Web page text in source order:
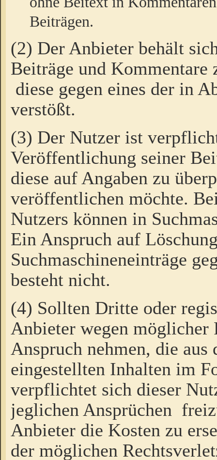
Beiträgen.
(2) Der Anbieter behält
Beiträge und Kommentare
diese gegen eines der in
verstößt.
(3) Der Nutzer ist
Veröffentlichung seiner
diese auf Angaben zu
veröffentlichen möchte.
Nutzers können in
Ein Anspruch auf
Suchmaschineneinträge
besteht nicht.
(4) Sollten Dritte oder
Anbieter wegen möglicher
Anspruch nehmen, die
eingestellten Inhalten im
verpflichtet sich dieser
jeglichen Ansprüchen
Anbieter die Kosten zu
der möglichen